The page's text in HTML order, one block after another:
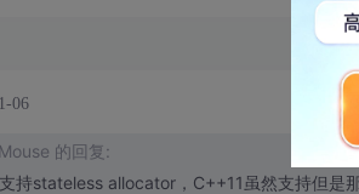
06
的回复:
持stateless allocator，C++11虽然支持但是